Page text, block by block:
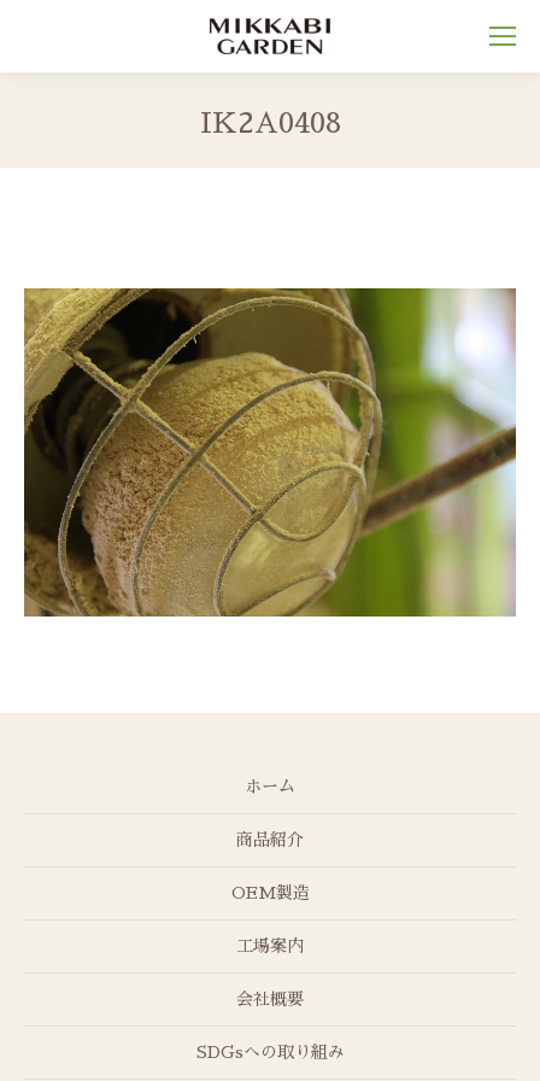
IK2A0408
You are here:
ホーム
商品紹介
OEM製造
工場案内
会社概要
SDGsへの取り組み